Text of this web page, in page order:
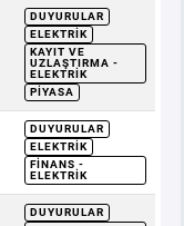
DUYURULAR
ELEKTRIK
KAYIT VE
UZLAŞTIRMA -
ELEKTRIK
PIYASA
DUYURULAR
ELEKTRIK
FINANS -
ELEKTRIK
DUYURULAR